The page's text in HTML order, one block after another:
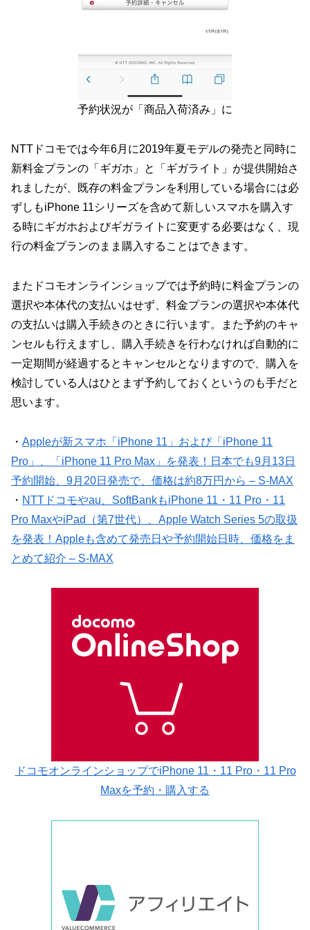
予約状況が「商品入荷済み」に
NTTドコモでは今年6月に2019年夏モデルの発売と同時に
新料金プランの「ギガホ」と「ギガライト」が提供開始さ
れましたが、既存の料金プランを利用している場合には必
ずしもiPhone 11シリーズを含めて新しいスマホを購入す
る時にギガホおよびギガライトに変更する必要はなく、現
行の料金プランのまま購入することはできます。
またドコモオンラインショップでは予約時に料金プランの
選択や本体代の支払いはせず、料金プランの選択や本体代
の支払いは購入手続きのときに行います。また予約のキャ
ンセルも行えますし、購入手続きを行わなければ自動的に
一定期間が経過するとキャンセルとなりますので、購入を
検討している人はひとまず予約しておくというのも手だと
思います。
・ Appleが新スマホ「iPhone 11」および「iPhone 11
Pro」、「iPhone 11 Pro Max」を発表！日本でも9月13日
予約開始、9月20日発売で、価格は約8万円から – S-MAX
・ NTTドコモやau、SoftBankもiPhone 11・11 Pro・11
Pro MaxやiPad（第7世代）、Apple Watch Series 5の取扱
を発表！Appleも含めて発売日や予約開始日時、価格をま
とめて紹介 – S-MAX
ドコモオンラインショップでiPhone 11・11 Pro・11 Pro
Maxを予約・購入する